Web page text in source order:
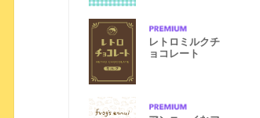
レトロミルクチ
ョコレート